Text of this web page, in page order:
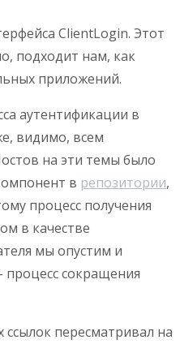
ClientLogin. Этот
подходит нам, как
приложений.
аутентификации в
видимо, всем
на эти темы было
в репозитории,
процесс получения
в качестве
мы опустим и
процесс сокращения
ссылок пересматривал на